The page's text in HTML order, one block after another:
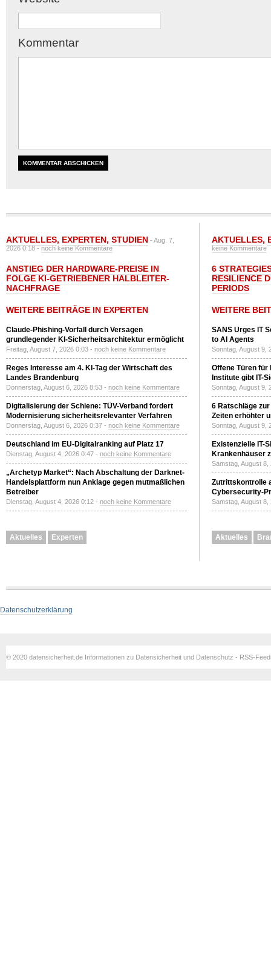
Kommentar
AKTUELLES, EXPERTEN, STUDIEN - Aug. 7,
2026 0:18 -noch keine Kommentare
ANSTIEG DER HARDWARE-PREISE IN
FOLGE KI-GETRIEBENER HALBLEITER-
NACHFRAGE
WEITERE BEITRÄGE IN EXPERTEN
Claude-Phishing-Vorfall durch Versagen
grundlegender KI-Sicherheitsarchitektur ermöglicht
Freitag, August 7, 2026 0:03 - noch keine Kommentare
Reges Interesse am 4. KI-Tag der Wirtschaft des
Landes Brandenburg
Donnerstag, August 6, 2026 8:53 - noch keine Kommentare
Digitalisierung der Schiene: TÜV-Verband fordert
Modernisierung sicherheitsrelevanter Verfahren
Donnerstag, August 6, 2026 0:37 - noch keine Kommentare
Deutschland im EU-Digitalranking auf Platz 17
Dienstag, August 4, 2026 0:47 - noch keine Kommentare
„Archetyp Market“: Nach Abschaltung der Darknet-
Handelsplattform nun Anklage gegen mutmaßlichen
Betreiber
Dienstag, August 4, 2026 0:12 - noch keine Kommentare
Aktuelles Experten
AKTUELLES,
keine Kommentare
6
RESILIENCE
PERIODS
WEITERE
SANS Urges IT
to AI Agents
Sonntag, August 9,
Offene Türen für
Institute gibt IT-
Sonntag, August 9,
6 Ratschläge
Zeiten erhöhter
Sonntag, August 9,
Existenzielle IT-
Krankenhäuser
Samstag, August
Zutrittskontrolle
Cybersecurity-
Samstag, August
Aktuelles
Datenschutzerklärung
© 2020 datensicherheit.de Informationen zu Datensicherheit und Datenschutz - RSS-